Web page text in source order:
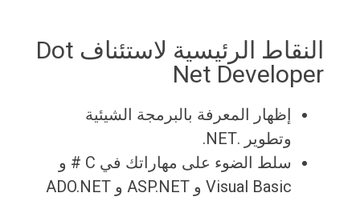
النقاط الرئيسية لاستئناف Dot
Net Developer
إظهار المعرفة بالبرمجة الشيئية
وتطوير .NET.
سلط الضوء على مهاراتك في C # و
Visual Basic و ASP.NET و ADO.NET